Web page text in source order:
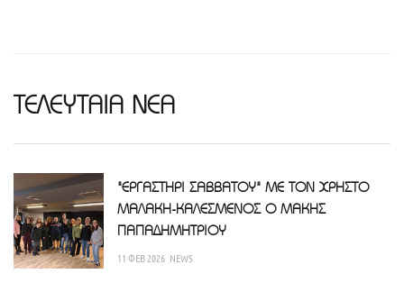
ΤΕΛΕΥΤΑΙΑ ΝΕΑ
"ΕΡΓΑΣΤΗΡΙ ΣΑΒΒΑΤΟΥ" ΜΕ ΤΟΝ ΧΡΗΣΤΟ
ΜΑΛΑΚΗ-ΚΑΛΕΣΜΕΝΟΣ Ο ΜΑΚΗΣ
ΠΑΠΑΔΗΜΗΤΡΙΟΥ
11 ΦΕΒ 2026 NEWS